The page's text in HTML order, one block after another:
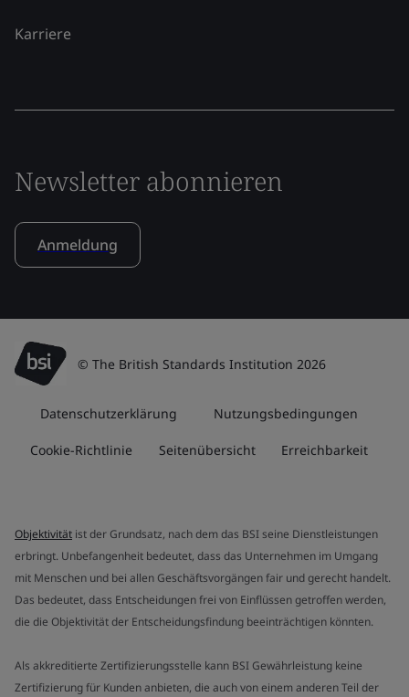
Karriere
Newsletter abonnieren
Anmeldung
© The British Standards Institution 2026
Datenschutzerklärung Nutzungsbedingungen
Cookie-Richtlinie Seitenübersicht Erreichbarkeit
Objektivität ist der Grundsatz, nach dem das BSI seine Dienstleistungen
erbringt. Unbefangenheit bedeutet, dass das Unternehmen im Umgang
mit Menschen und bei allen Geschäftsvorgängen fair und gerecht handelt.
Das bedeutet, dass Entscheidungen frei von Einflüssen getroffen werden,
die die Objektivität der Entscheidungsfindung beeinträchtigen könnten.
Als akkreditierte Zertifizierungsstelle kann BSI Gewährleistung keine
Zertifizierung für Kunden anbieten, die auch von einem anderen Teil der